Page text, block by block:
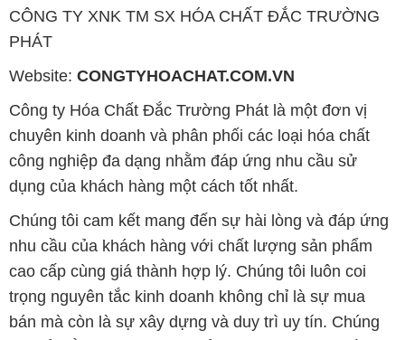
CÔNG TY XNK TM SX HÓA CHẤT ĐẮC TRƯỜNG
PHÁT
Website: CONGTYHOACHAT.COM.VN
Công ty Hóa Chất Đắc Trường Phát là một đơn vị
chuyên kinh doanh và phân phối các loại hóa chất
công nghiệp đa dạng nhằm đáp ứng nhu cầu sử
dụng của khách hàng một cách tốt nhất.
Chúng tôi cam kết mang đến sự hài lòng và đáp ứng
nhu cầu của khách hàng với chất lượng sản phẩm
cao cấp cùng giá thành hợp lý. Chúng tôi luôn coi
trọng nguyên tắc kinh doanh không chỉ là sự mua
bán mà còn là sự xây dựng và duy trì uy tín. Chúng